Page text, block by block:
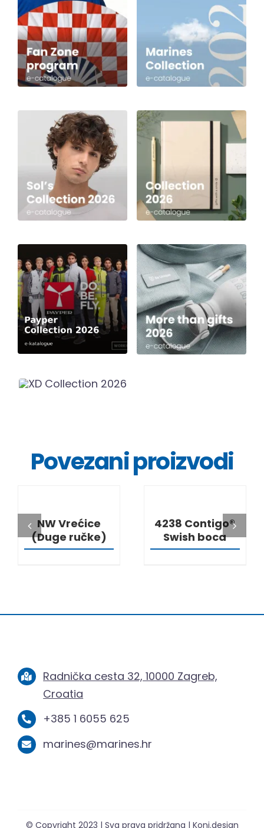
Povezani proizvodi
NW Vrećice
(Duge ručke)
4238 Contigo®
Swish boca
Radnička cesta 32, 10000 Zagreb,
Croatia
+385 1 6055 625
marines@marines.hr
© Copyright 2023 | Sva prava pridržana | Koni.design